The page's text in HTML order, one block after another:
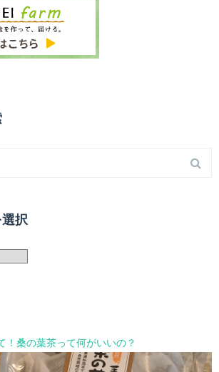
択
！桑の葉茶って何がいいの？